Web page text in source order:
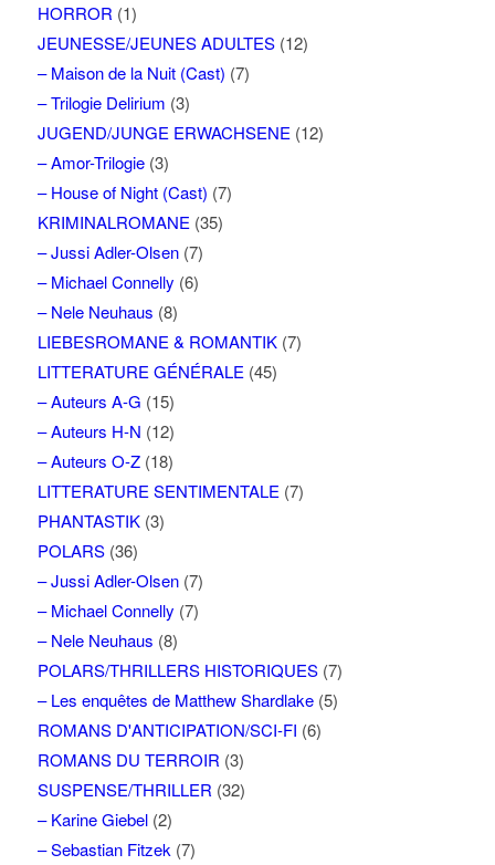
HORROR (1)
JEUNESSE/JEUNES ADULTES(12)
– Maison de la Nuit (Cast) (7)
– Trilogie Delirium (3)
JUGEND/JUNGE ERWACHSENE (12)
– Amor-Trilogie(3)
– House of Night (Cast) (7)
KRIMINALROMANE (35)
– Jussi Adler-Olsen(7)
– Michael Connelly (6)
– Nele Neuhaus (8)
LIEBESROMANE & ROMANTIK(7)
LITTERATURE GÉNÉRALE (45)
– Auteurs A-G (15)
– Auteurs H-N (12)
– Auteurs O-Z(18)
LITTERATURE SENTIMENTALE (7)
PHANTASTIK(3)
POLARS(36)
– Jussi Adler-Olsen(7)
– Michael Connelly (7)
– Nele Neuhaus (8)
POLARS/THRILLERS HISTORIQUES(7)
– Les enquêtes de Matthew Shardlake(5)
ROMANS D'ANTICIPATION/SCI-FI (6)
ROMANS DU TERROIR (3)
SUSPENSE/THRILLER (32)
– Karine Giebel(2)
– Sebastian Fitzek (7)